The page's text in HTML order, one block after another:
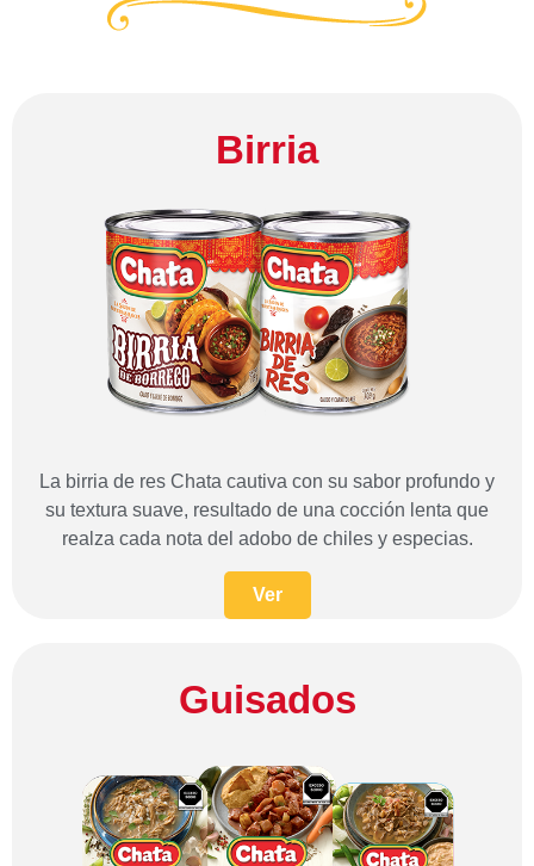
Birria
La birria de res Chata cautiva con su sabor profundo y
su textura suave, resultado de una cocción lenta que
realza cada nota del adobo de chiles y especias.
Ver
Guisados